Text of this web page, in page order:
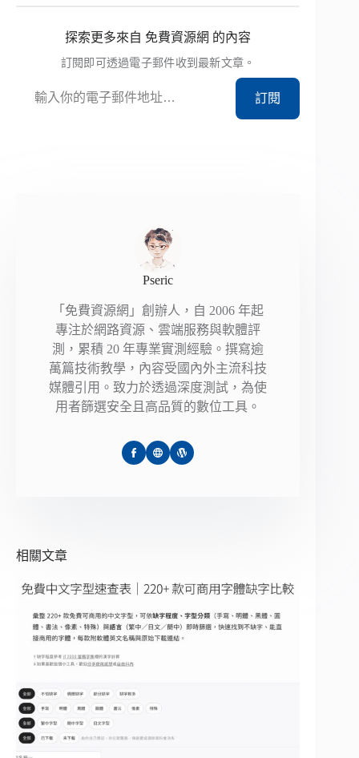
探索更多來自 免費資源網 的內容
訂閱即可透過電子郵件收到最新文章。
訂閱
Pseric
「免費資源網」創辦人，自 2006 年起
專注於網路資源、雲端服務與軟體評
測，累積 20 年專業實測經驗。撰寫逾
萬篇技術教學，內容受國內外主流科技
媒體引用。致力於透過深度測試，為使
用者篩選安全且高品質的數位工具。
相關文章